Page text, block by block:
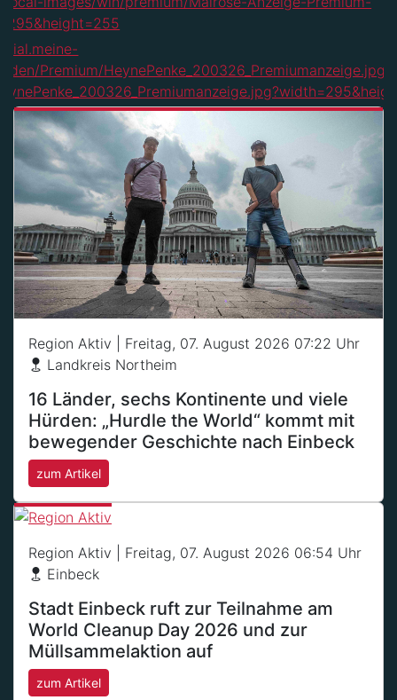
Region Aktiv
| Freitag, 07. August 2026 07:22 Uhr
Landkreis Northeim
16 Länder, sechs Kontinente und viele
Hürden: „Hurdle the World“ kommt mit
bewegender Geschichte nach Einbeck
zum Artikel
Region Aktiv
| Freitag, 07. August 2026 06:54 Uhr
Einbeck
Stadt Einbeck ruft zur Teilnahme am
World Cleanup Day 2026 und zur
Müllsammelaktion auf
zum Artikel